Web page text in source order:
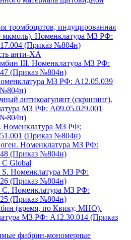
тромбоцитов, индуцированная
Номенклатура МЗ РФ:
(Приказ №804н)
анти-ХА
III. Номенклатура МЗ РФ:
(Приказ №804н)
МЗ РФ: A12.05.039
антикоагулянт (скрининг).
МЗ РФ: A09.05.029.001
Номенклатура МЗ РФ:
(Приказ №804н)
Номенклатура МЗ РФ:
(Приказ №804н)
Global
S. Номенклатура МЗ РФ:
(Приказ №804н)
С. Номенклатура МЗ РФ:
(Приказ №804н)
(время, по Квику, МНО).
МЗ РФ: A12.30.014 (Приказ
фибрин-мономерные